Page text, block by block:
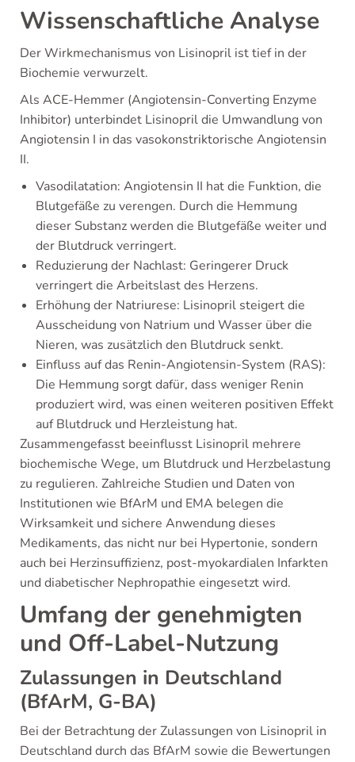
Wissenschaftliche Analyse
Der Wirkmechanismus von Lisinopril ist tief in der
Biochemie verwurzelt.
Als ACE-Hemmer (Angiotensin-Converting Enzyme
Inhibitor) unterbindet Lisinopril die Umwandlung von
Angiotensin I in das vasokonstriktorische Angiotensin
II.
Vasodilatation: Angiotensin II hat die Funktion, die
Blutgefäße zu verengen. Durch die Hemmung
dieser Substanz werden die Blutgefäße weiter und
der Blutdruck verringert.
Reduzierung der Nachlast: Geringerer Druck
verringert die Arbeitslast des Herzens.
Erhöhung der Natriurese: Lisinopril steigert die
Ausscheidung von Natrium und Wasser über die
Nieren, was zusätzlich den Blutdruck senkt.
Einfluss auf das Renin-Angiotensin-System (RAS):
Die Hemmung sorgt dafür, dass weniger Renin
produziert wird, was einen weiteren positiven Effekt
auf Blutdruck und Herzleistung hat.
Zusammengefasst beeinflusst Lisinopril mehrere
biochemische Wege, um Blutdruck und Herzbelastung
zu regulieren. Zahlreiche Studien und Daten von
Institutionen wie BfArM und EMA belegen die
Wirksamkeit und sichere Anwendung dieses
Medikaments, das nicht nur bei Hypertonie, sondern
auch bei Herzinsuffizienz, post-myokardialen Infarkten
und diabetischer Nephropathie eingesetzt wird.
Umfang der genehmigten
und Off-Label-Nutzung
Zulassungen in Deutschland
(BfArM, G-BA)
Bei der Betrachtung der Zulassungen von Lisinopril in
Deutschland durch das BfArM sowie die Bewertungen